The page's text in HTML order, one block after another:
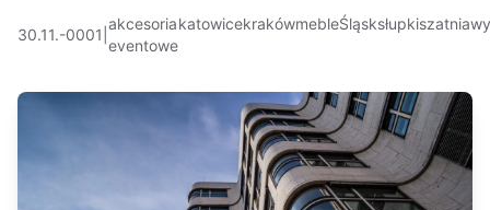
30.11.-0001
akcesoria
eventowe
katowicekrakówmebleŚląsksłupkiszatnia